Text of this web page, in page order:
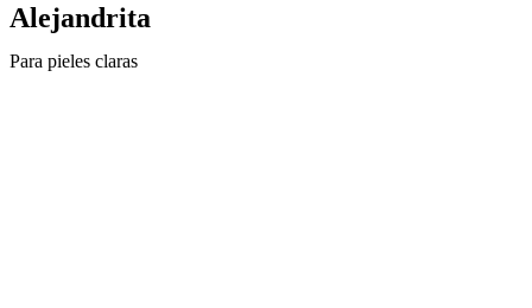
Alejandrita
Para pieles claras